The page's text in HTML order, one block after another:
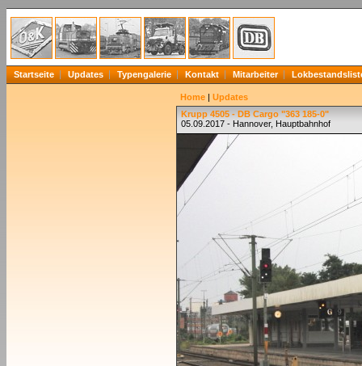
Startseite Updates Typengalerie Kontakt Mitarbeiter
Home | Updates
Krupp 4505 - DB Cargo "363 185-0"
05.09.2017 - Hannover, Hauptbahnhof